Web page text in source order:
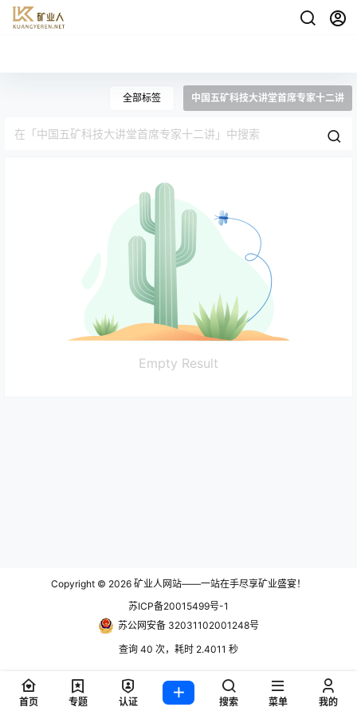
全部标签 中国五矿科技大讲堂首席专家十二讲
Empty Result
Copyright © 2026 矿业人网站——一站在手尽享矿业盛宴！
苏ICP备20015499号-1
苏公网安备 32031102001248号
查询 40 次，耗时 2.4011 秒
首页 专题 认证 搜索 菜单 我的